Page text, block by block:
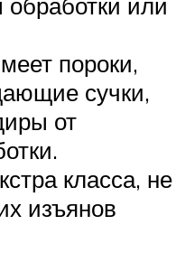
пороки,
сучки,
от
класса, не
изъянов